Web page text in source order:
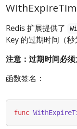
Redis 扩展提供了
Key 的过期时间（秒
注意：过期时间必须
函数签名：
func